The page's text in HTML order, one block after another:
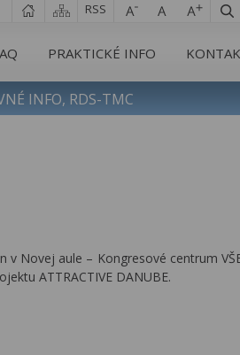
RSS
PRAKTICKÉ INFO
INFO, RDS-TMC
v Novej aule – Kongresové centrum
ATTRACTIVE DANUBE.